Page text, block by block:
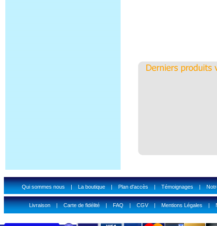
Qui sommes nous|La boutique|Plan d'accès|Témoignages|
Livraison|Carte de fidélité|FAQ|CGV|Mentions Légales|